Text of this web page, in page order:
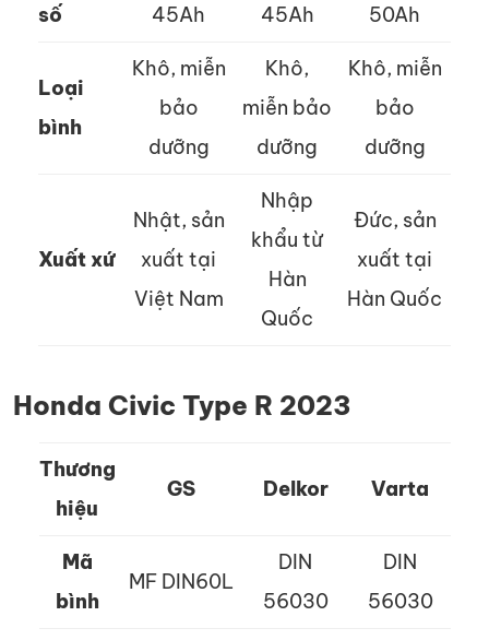
số
45Ah
45Ah
50Ah
Loại
bình
Khô, miễn
bảo
dưỡng
Khô,
miễn bảo
dưỡng
Khô, miễn
bảo
dưỡng
Xuất xứ
Nhật, sản
xuất tại
Việt Nam
Nhập
khẩu từ
Hàn
Quốc
Đức, sản
xuất tại
Hàn Quốc
Honda Civic Type R 2023
Thương
hiệu
GS Delkor Varta
Mã
bình
MF DIN60L
DIN
56030
DIN
56030